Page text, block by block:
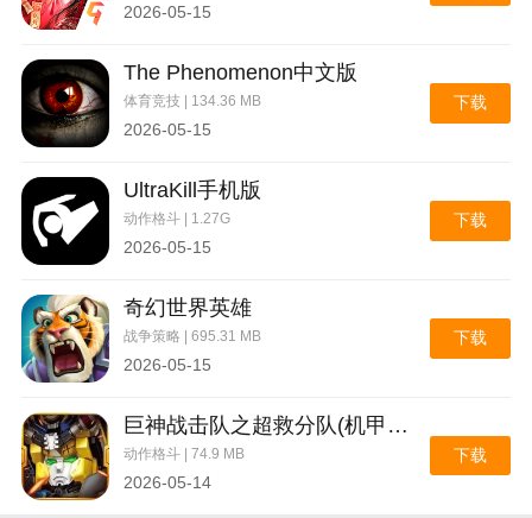
2026-05-15
The Phenomenon中文版
体育竞技 | 134.36 MB
2026-05-15
下载
UltraKill手机版
动作格斗 | 1.27G
2026-05-15
下载
奇幻世界英雄
战争策略 | 695.31 MB
2026-05-15
下载
巨神战击队之超救分队(机甲战斗游戏)
动作格斗 | 74.9 MB
2026-05-14
下载